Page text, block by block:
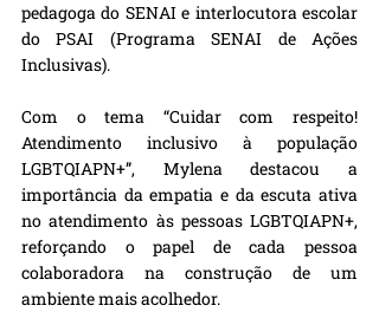
pedagoga do SENAI e interlocutora escolar
do PSAI (Programa SENAI de Ações
Inclusivas).
Com o tema “Cuidar com respeito!
Atendimento inclusivo à população
LGBTQIAPN+”, Mylena destacou a
importância da empatia e da escuta ativa
no atendimento às pessoas LGBTQIAPN+,
reforçando o papel de cada pessoa
colaboradora na construção de um
ambiente mais acolhedor.